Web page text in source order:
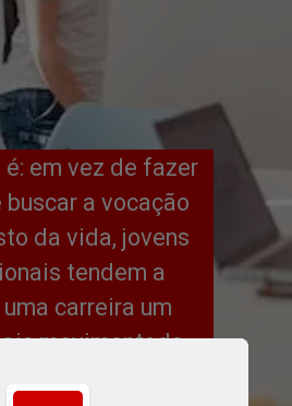
em vez de fazer
buscar a vocação
da vida, jovens
tendem a
carreira um
movimentada